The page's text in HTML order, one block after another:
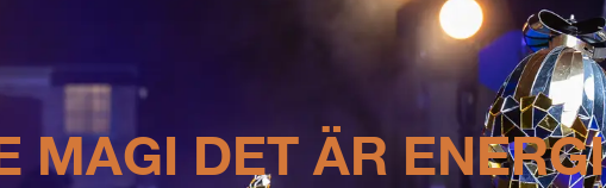
MAGI DET ÄR ENERGI